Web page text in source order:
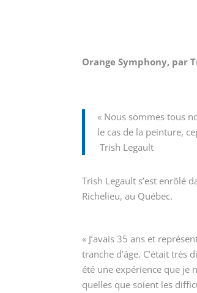
Orange Symphony, par
« Nous sommes tous
le cas de la peinture,
Trish Legault
Trish Legault s’est enrôlé
Richelieu, au Québec.
« J’avais 35 ans et
tranche d’âge. C’était
été une expérience que je
quelles que soient les